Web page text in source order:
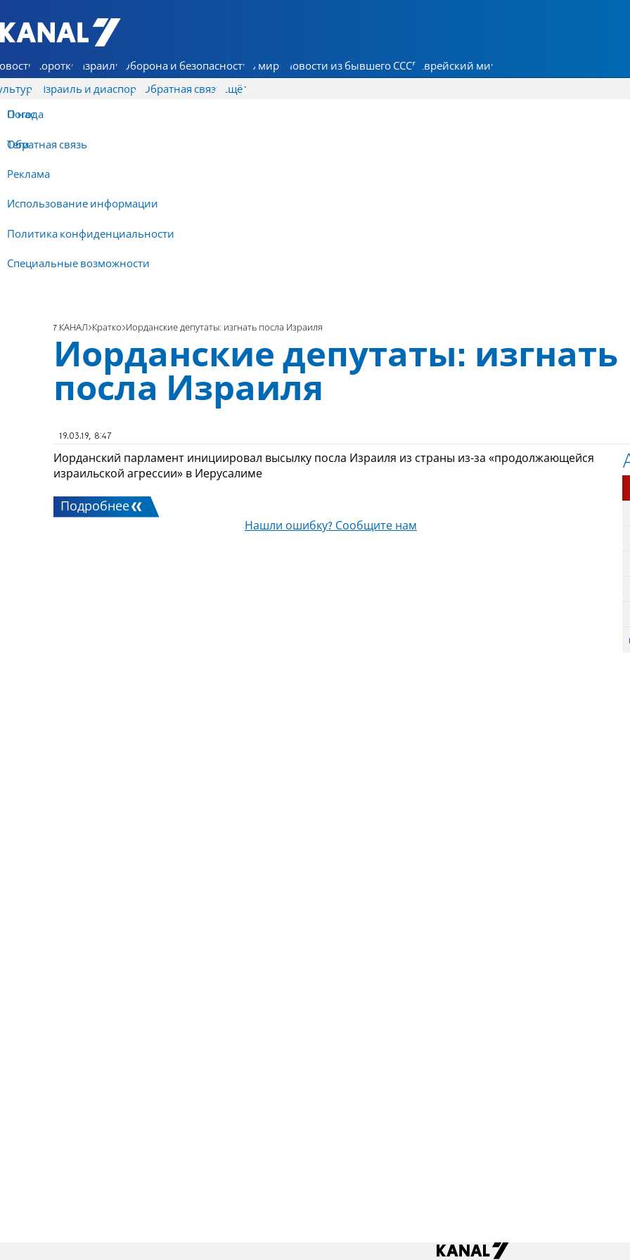
7 КАНАЛ - Аруц Шева
Коротко Израиль Оборона и безопасность В мире Новости из бывшего СССР Еврейский мир
Израиль и диаспора Обратная связь
О нас
Обратная связь
Реклама
Использование информации
Политика конфиденциальности
Специальные возможности
Ещё
Погода
Теги
7 КАНАЛ Кратко Иорданские депутаты: изгнать посла Израиля
Иорданские депутаты: изгнать
посла Израиля
19.03.19, 8:47
Иорданский парламент инициировал высылку посла Израиля из страны из-за «продолжающейся
израильской агрессии» в Иерусалиме
Подробнее
Нашли ошибку? Сообщите нам